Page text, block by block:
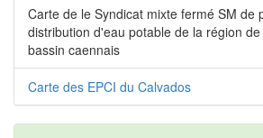
Carte de le Syndicat mixte fermé SM de
distribution d'eau potable de la région
bassin caennais
Carte des EPCI du Calvados